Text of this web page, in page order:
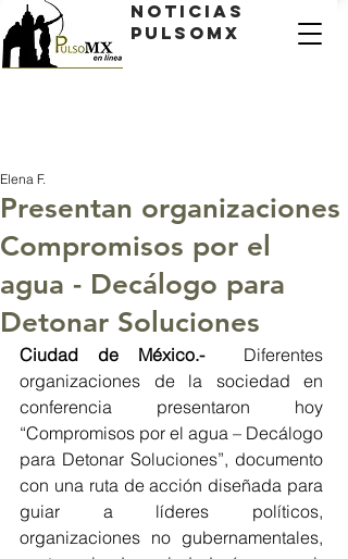
Noticias
PulsoMX
Presentan organizaciones
Compromisos por el
agua - Decálogo para
Detonar Soluciones
Elena F.
Ciudad de México.-
Diferentes
organizaciones de la sociedad en
conferencia presentaron hoy
“Compromisos por el agua – Decálogo
para Detonar Soluciones”, documento
con una ruta de acción diseñada para
guiar a líderes políticos,
organizaciones no gubernamentales,